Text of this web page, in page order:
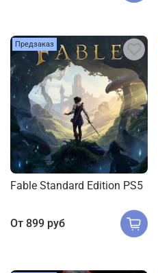
Предзаказ
Fable Standard Edition PS5
От 899 руб